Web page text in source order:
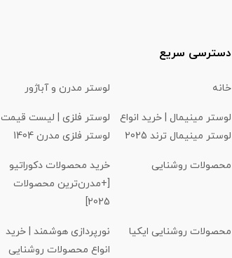
دسترسی سریع
خانه لوستر مدرن و آباژور
لوستر مینیمال | خرید انواع
لوستر مینیمال ترند 2025
لوستر فلزی | لیست قیمت
لوستر فلزی مدرن 1404
محصولات روشنایی
خرید محصولات دکوراتیو
[+مدرن‌ترین محصولات
2025]
محصولات روشنایی ایکیا
نورپردازی هوشمند | خرید
انواع محصولات روشنایی